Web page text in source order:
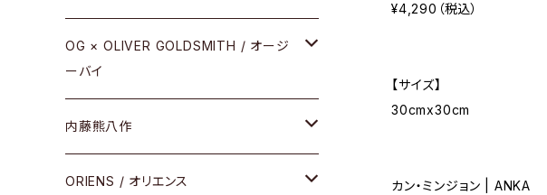
¥4,290（税込）
【サイズ】
30cmx30cm
カン・ミンジョン | ANKA
REVIVAL EDITION
HEAVY EDITION
COMBI （コンビシリーズ）
PREMIUM（プレミアムシリーズ）
メタル
セル
コンビ
OG × OLIVER GOLDSMITH / オージ
ーバイ
メタル
セル
内藤熊八作
セル
ORIENS / オリエンス